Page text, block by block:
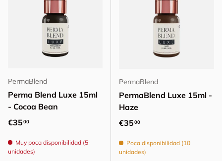
PermaBlend
Perma Blend Luxe 15ml
- Cocoa Bean
Precio normal
€3500
Muy poca disponibilidad (5
unidades)
PermaBlend
PermaBlend Luxe 15ml -
Haze
Precio normal
€3500
Poca disponibilidad (10
unidades)